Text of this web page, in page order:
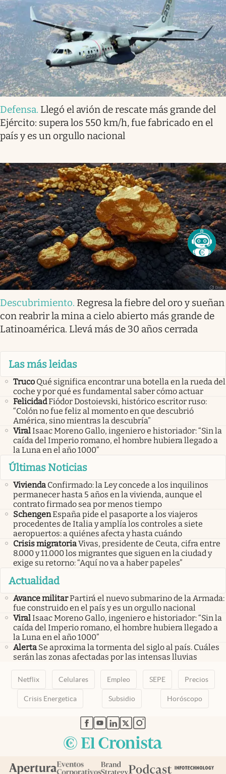
Defensa. Llegó el avión de rescate más grande del
Ejército: supera los 550 km/h, fue fabricado en el
país y es un orgullo nacional
Descubrimiento. Regresa la fiebre del oro y sueñan
con reabrir la mina a cielo abierto más grande de
Latinoamérica. Llevá más de 30 años cerrada
Las más leidas
Truco Qué significa encontrar una botella en la rueda del
coche y por qué es fundamental saber cómo actuar
FelicidadFiódor Dostoievski, histórico escritor ruso:
“Colón no fue feliz al momento en que descubrió
América, sino mientras la descubría”
ViralIsaac Moreno Gallo, ingeniero e historiador: “Sin la
caída del Imperio romano, el hombre hubiera llegado a
la Luna en el año 1000”
Últimas Noticias
Vivienda Confirmado: la Ley concede a los inquilinos
permanecer hasta 5 años en la vivienda, aunque el
contrato firmado sea por menos tiempo
SchengenEspaña pide el pasaporte a los viajeros
procedentes de Italia y amplía los controles a siete
aeropuertos: a quiénes afecta y hasta cuándo
Crisis migratoriaVivas, presidente de Ceuta, cifra entre
8.000 y 11.000 los migrantes que siguen en la ciudad y
exige su retorno: “Aquí no va a haber papeles”
Actualidad
Avance militarPartirá el nuevo submarino de la Armada:
fue construido en el país y es un orgullo nacional
ViralIsaac Moreno Gallo, ingeniero e historiador: “Sin la
caída del Imperio romano, el hombre hubiera llegado a
la Luna en el año 1000”
Alerta Se aproxima la tormenta del siglo al país. Cuáles
serán las zonas afectadas por las intensas lluvias
Netflix Celulares Empleo SEPE Precios
Crisis Energetica Subsidio Horóscopo
abre en nueva pestaña
abre en nueva pestaña
abre en nueva pestaña
abre en nueva pestaña
abre en nueva pestaña